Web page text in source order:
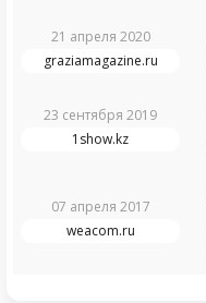
21 апреля 2020
graziamagazine.ru
23 сентября 2019
1show.kz
07 апреля 2017
weacom.ru